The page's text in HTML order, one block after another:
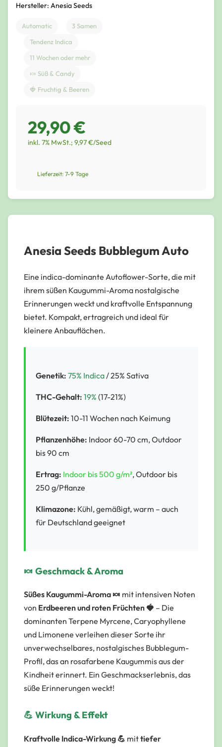
Hersteller: Anesia Seeds
Automatic
3 Samen
Tendenz Indica
11 Wochen oder mehr
🍬 Süß & Candy
🍓 Fruchtig & Beeren
29,90 €
inkl. 7% MwSt.; 9,97 €/Seed
Lieferzeit: 7-9 Tage
Anesia Seeds Bubblegum Auto
Eine indica-dominante Autoflower-Sorte, die mit
ihrem süßen Kaugummi-Aroma nostalgische
Erinnerungen weckt und kraftvolle Entspannung
bietet. Kompakt, ertragreich und ideal für
kleinere Anbauflächen.
Genetik: 75% Indica / 25% Sativa
THC-Gehalt: 19% (17-21%)
Blütezeit: 10-11 Wochen nach Keimung
Pflanzenhöhe: Indoor 60-70 cm, Outdoor
bis 90 cm
Ertrag: Indoor bis 500 g/m², Outdoor bis
250 g/Pflanze
Klimazone: Kühl, gemäßigt, warm – auch
für Deutschland geeignet
🍬 Geschmack & Aroma
Süßes Kaugummi-Aroma 🍬 mit intensiven Noten
von Erdbeeren und roten Früchten 🍓 – Die
dominanten Terpene Myrcene, Caryophyllene
und Limonene verleihen dieser Sorte ihr
unverwechselbares, nostalgisches Bubblegum-
Profil, das an rosafarbene Kaugummis aus der
Kindheit erinnert. Ein Geschmackserlebnis, das
süße Erinnerungen weckt!
💪 Wirkung & Effekt
Kraftvolle Indica-Wirkung 💪 mittiefer